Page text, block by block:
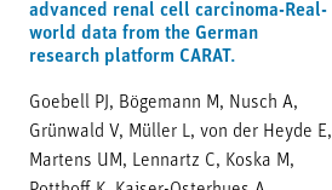
advanced renal cell carcinoma-Real-
world data from the German
research platform CARAT.
Goebell PJ, Bögemann M, Nusch A,
Grünwald V, Müller L, von der Heyde E,
Martens UM, Lennartz C, Koska M,